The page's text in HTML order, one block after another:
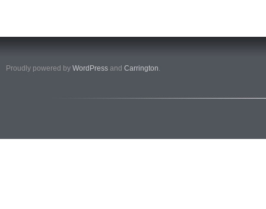
Proudly powered by WordPress and Carrington